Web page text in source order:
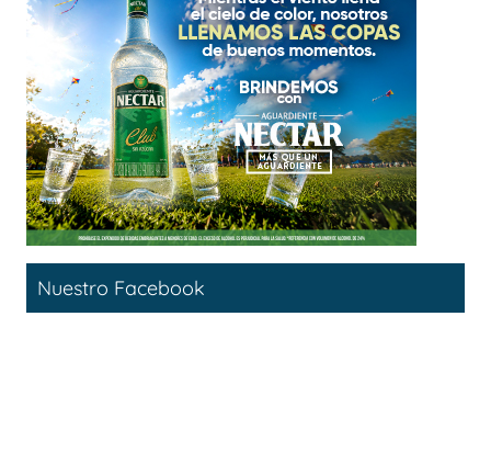
Nuestro Facebook